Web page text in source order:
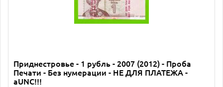
Приднестровье - 1 рубль - 2007 (2012) - Проба
Печати - Без нумерации - НЕ ДЛЯ ПЛАТЕЖА -
aUNC!!!